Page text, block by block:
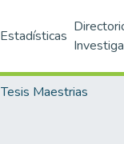
Estadísticas
Tesis Maestrias